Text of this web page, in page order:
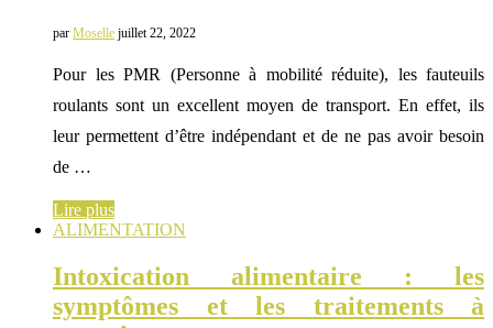
par Moselle juillet 22, 2022
Pour les PMR (Personne à mobilité réduite), les fauteuils
roulants sont un excellent moyen de transport. En effet, ils
leur permettent d’être indépendant et de ne pas avoir besoin
de …
Lire plus
ALIMENTATION
Intoxication alimentaire : les
symptômes et les traitements à